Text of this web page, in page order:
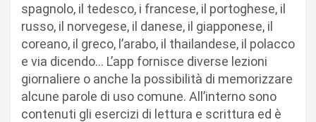
spagnolo, il tedesco, i francese, il portoghese, il
russo, il norvegese, il danese, il giapponese, il
coreano, il greco, l’arabo, il thailandese, il polacco
e via dicendo… L’app fornisce diverse lezioni
giornaliere o anche la possibilità di memorizzare
alcune parole di uso comune. All’interno sono
contenuti gli esercizi di lettura e scrittura ed è